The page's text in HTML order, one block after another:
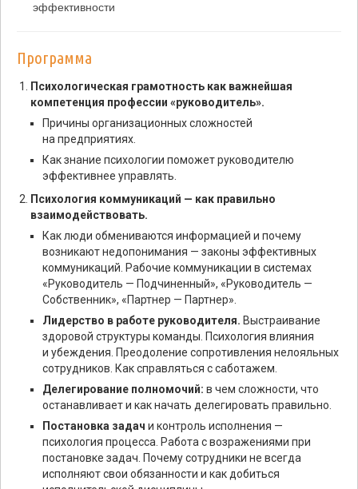
эффективности
Программа
Психологическая грамотность как важнейшая
компетенция профессии «руководитель».
Причины организационных сложностей
на предприятиях.
Как знание психологии поможет руководителю
эффективнее управлять.
Психология коммуникаций — как правильно
взаимодействовать.
Как люди обмениваются информацией и почему
возникают недопонимания — законы эффективных
коммуникаций. Рабочие коммуникации в системах
«Руководитель — Подчиненный», «Руководитель —
Собственник», «Партнер — Партнер».
Лидерство в работе руководителя. Выстраивание
здоровой структуры команды. Психология влияния
и убеждения. Преодоление сопротивления нелояльных
сотрудников. Как справляться с саботажем.
Делегирование полномочий: в чем сложности, что
останавливает и как начать делегировать правильно.
Постановка задач и контроль исполнения —
психология процесса. Работа с возражениями при
постановке задач. Почему сотрудники не всегда
исполняют свои обязанности и как добиться